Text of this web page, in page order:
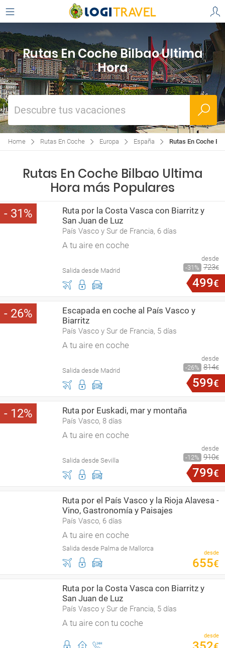
Rutas En Coche Bilbao Ultima
Hora
Descubre tus vacaciones
Home Rutas En Coche Europa España Rutas En Coche
Rutas En Coche Bilbao Ultima
Hora más Populares
31
Ruta por la Costa Vasca con Biarritz y
San Juan de Luz
País Vasco y Sur de Francia, 6 días
A tu aire en coche
Salida desde Madrid
desde
31
723€
499€
26
Escapada en coche al País Vasco y
Biarritz
País Vasco y Sur de Francia, 5 días
A tu aire en coche
Salida desde Madrid
desde
26
814€
599€
12 Ruta por Euskadi, mar y montaña
País Vasco, 8 días
A tu aire en coche
Salida desde Sevilla
desde
12
910€
799€
Ruta por el País Vasco y la Rioja Alavesa -
Vino, Gastronomía y Paisajes
País Vasco, 6 días
A tu aire en coche
Salida desde Palma de Mallorca
desde
655€
Ruta por la Costa Vasca con Biarritz y
San Juan de Luz
País Vasco y Sur de Francia, 5 días
A tu aire con tu coche
desde